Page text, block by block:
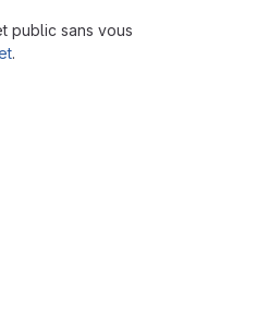
public sans vous
.